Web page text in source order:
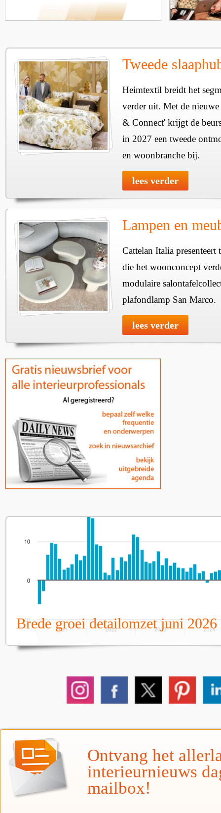
Tweede
Heimtextil breidt het
verder uit. Met de
& Connect' krijgt de
in 2027 een tweede
en woonbranche bij.
lees verder
Lampen en
Cattelan Italia
die het woonconcept
modulaire
plafondlamp San Marco.
lees verder
Brede groei detailomzet juni 2026
Ontvang het
interieurnieuws
mailbox!